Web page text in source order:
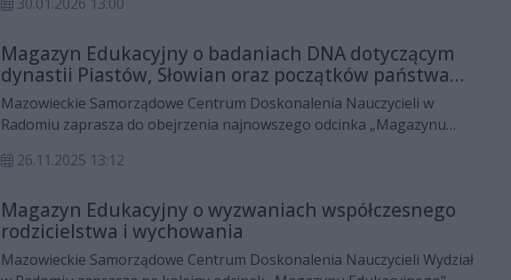
Edukacyjnego przygotowanego przez MSCDN Wydział w Radomiu.
Magazyn Edukacyjny o badaniach DNA dotyczącym
dynastii Piastów, Słowian oraz początków państwa
polskiego
Mazowieckie Samorządowe Centrum Doskonalenia Nauczycieli w
Radomiu zaprasza do obejrzenia najnowszego odcinka „Magazynu
polskiego, jest prof. Marek Figlerowicz – ceniony biolog i genetyk,
jest najnowszym badaniom DNA dotyczącym dynastii Piastów, Słowian
oraz początków państwa polskiego, które rzucają nowe światło na
nasze korzenie i przeszłość.
26.11.2025 13:12
Magazyn Edukacyjny o wyzwaniach współczesnego
rodzicielstwa i wychowania
Mazowieckie Samorządowe Centrum Doskonalenia Nauczycieli Wydział